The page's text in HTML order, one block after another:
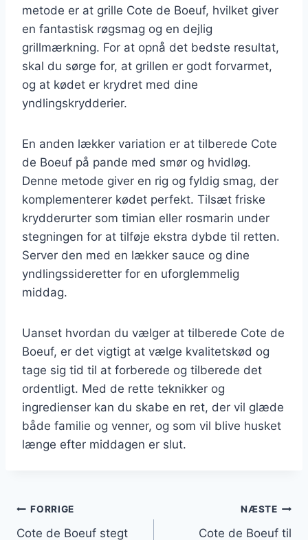
metode er at grille Cote de Boeuf, hvilket giver
en fantastisk røgsmag og en dejlig
grillmærkning. For at opnå det bedste resultat,
skal du sørge for, at grillen er godt forvarmet,
og at kødet er krydret med dine
yndlingskrydderier.
En anden lækker variation er at tilberede Cote
de Boeuf på pande med smør og hvidløg.
Denne metode giver en rig og fyldig smag, der
komplementerer kødet perfekt. Tilsæt friske
krydderurter som timian eller rosmarin under
stegningen for at tilføje ekstra dybde til retten.
Server den med en lækker sauce og dine
yndlingssideretter for en uforglemmelig
middag.
Uanset hvordan du vælger at tilberede Cote de
Boeuf, er det vigtigt at vælge kvalitetskød og
tage sig tid til at forberede og tilberede det
ordentligt. Med de rette teknikker og
ingredienser kan du skabe en ret, der vil glæde
både familie og venner, og som vil blive husket
længe efter middagen er slut.
Indlægsnavigation
FORRIGE
Cote de Boeuf stegt
NÆSTE
Cote de Boeuf til